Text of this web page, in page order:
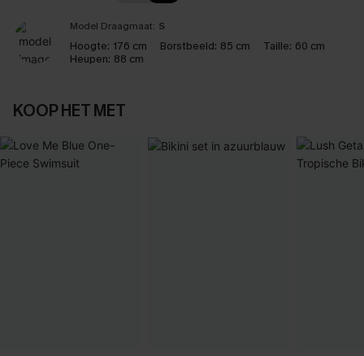
Model Draagmaat: S
Hoogte: 176 cm Borstbeeld: 85 cm Taille: 60 cm
Heupen: 88 cm
KOOP HET MET